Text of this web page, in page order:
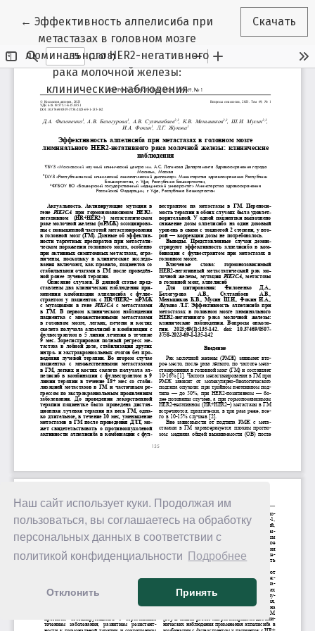
Наш сайт использует куки. Продолжая им
пользоваться, вы соглашаетесь на обработку
персональных данных в соответствии с
политикой конфиденциальности
Подробнее
Отклонить Принять
←Вернуться к Подробностям о статье
Эффективность алпелисиба при
метастазах в головном мозге
люминального HER2-негативного
рака молочной железы:
клинические наблюдения
Скачать